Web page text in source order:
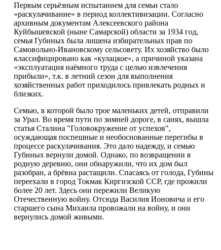
Первым серьёзным испытанием для семьи стало
«раскулачивание» в период коллективизации. Согласно
архивным документам Алексеевского района
Куйбышевской (ныне Самарской) области за 1934 год,
семья Губиных была лишена избирательных прав по
Самовольно-Ивановскому сельсовету. Их хозяйство было
классифицировано как «кулацкое», а причиной указана
«эксплуатация наёмного труда с целью извлечения
прибыли», т.к. в летний сезон для выполнения
хозяйственных работ приходилось привлекать родных и
близких.
Семью, в которой было трое маленьких детей, отправили
за Урал. Во время пути по зимней дороге, в санях, вышла
статья Сталина "Головокружение от успехов",
осуждающая поспешные и необоснованные перегибы в
процессе раскулачивания. Это дало надежду, и семью
Губиных вернули домой. Однако, по возвращении в
родную деревню, они обнаружили, что их дом был
разобран, а брёвна растащили. Спасаясь от голода, Губины
переехали в город Токмак Киргизской ССР, где прожили
более 20 лет. Здесь они пережили Великую
Отечественную войну. Отсюда Василия Ионовича и его
старшего сына Михаила провожали на войну, и они
вернулись домой живыми.